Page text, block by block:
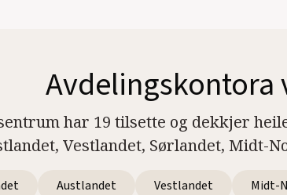
Avdelingskontora
har 19 tilsette og dekkjer
Vestlandet, Sørlandet, Midt-
Austlandet Vestlandet Midt-